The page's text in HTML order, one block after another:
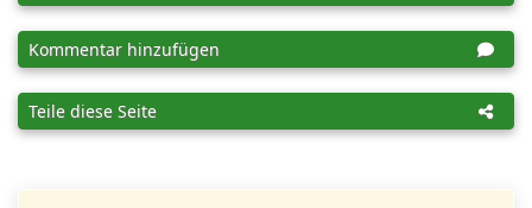
Kommentar hinzufügen
Teile diese Seite